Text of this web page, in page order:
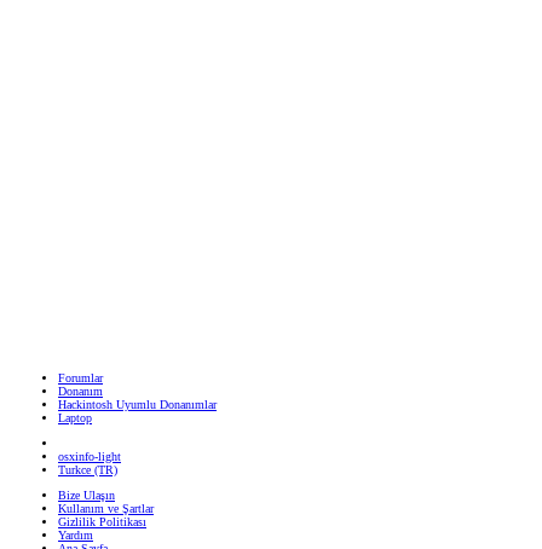
Forumlar
Donanım
Hackintosh Uyumlu Donanımlar
Laptop
osxinfo-light
Turkce (TR)
Bize Ulaşın
Kullanım ve Şartlar
Gizlilik Politikası
Yardım